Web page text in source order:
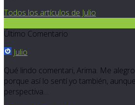
Todos los artículos de Julio
Último Comentario
Julio
Qué lindo comentari, Arima. Me
porque así lo sentí yo también,
perspectiva…